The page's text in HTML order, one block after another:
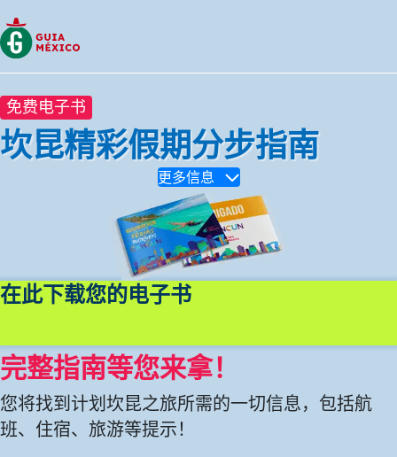
免费电子书
坎昆精彩假期分步指南
更多信息
完整指南等您来拿！
您将找到计划坎昆之旅所需的一切信息，包括航
班、住宿、旅游等提示！
在此下载您的电子书